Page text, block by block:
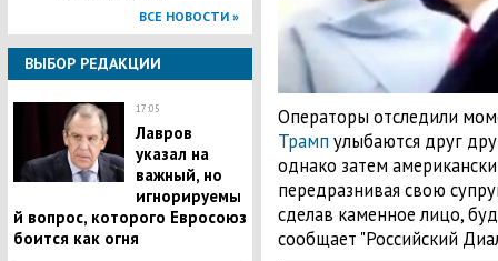
ВСЕ НОВОСТИ »
ВЫБОР РЕДАКЦИИ
17:05
Лавров
указал на
важный, но
игнорируемы
й вопрос, которого Евросоюз
боится как огня
Операторы отследили
Трамп улыбаются друг
однако затем
передразнивая свою
сделав каменное лицо,
сообщает "Российский